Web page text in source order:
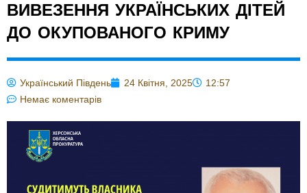
ВИВЕЗЕННЯ УКРАЇНСЬКИХ ДІТЕЙ
ДО ОКУПОВАНОГО КРИМУ
Український Південь 24 Квітня, 2025
12:57
Немає коментарів